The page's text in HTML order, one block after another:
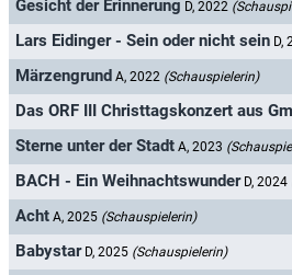
Gesicht der Erinnerung D, 2022
Lars Eidinger - Sein oder nicht sein D,
Märzengrund A, 2022 (Schauspielerin)
Das ORF III Christtagskonzert aus
Sterne unter der Stadt A, 2023
BACH - Ein Weihnachtswunder D, 2024
Acht A, 2025 (Schauspielerin)
Babystar D, 2025 (Schauspielerin)